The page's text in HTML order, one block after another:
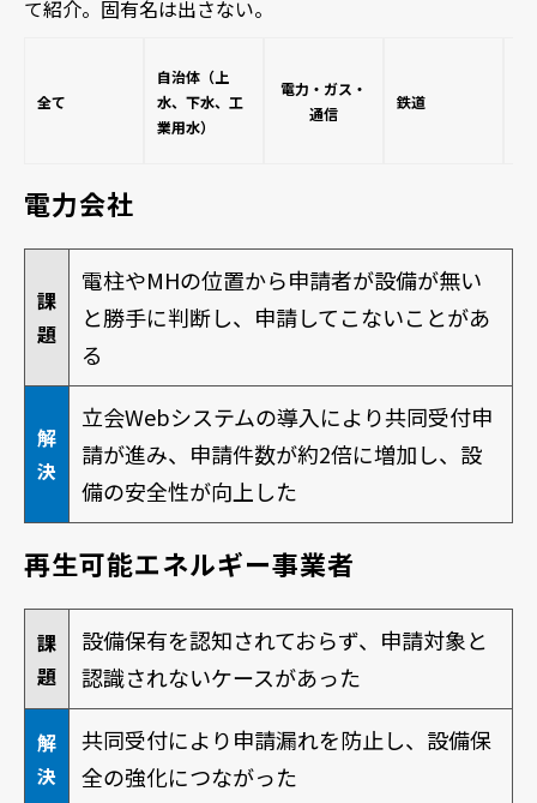
て紹介。固有名は出さない。
全て
自治体（上
水、下水、工
業用水）
電力・ガス・
通信
鉄道
電力会社
課
題
電柱やMHの位置から申請者が設備が無い
と勝手に判断し、申請してこないことがあ
る
解
決
立会Webシステムの導入により共同受付申
請が進み、申請件数が約2倍に増加し、設
備の安全性が向上した
再生可能エネルギー事業者
課
題
設備保有を認知されておらず、申請対象と
認識されないケースがあった
解
決
共同受付により申請漏れを防止し、設備保
全の強化につながった